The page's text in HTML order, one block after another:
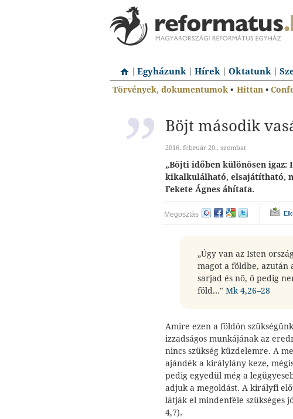
Egyházunk Hírek Oktatunk
Törvények, dokumentumok • Hittan •
Böjt második
2016. február 20., szombat
„Böjti időben különösen igaz:
kikalkulálható, elsajátítható,
Fekete Ágnes áhítata.
Megosztás
„Úgy van az Isten
magot a földbe, azután
sarjad és nő, ő pedig
föld..." Mk 4,26–28
Amire ezen a földön
izzadságos munkájának az
nincs szükség küzdelemre. A
ajándék a királylány keze,
pedig egyedül még a
adjuk a megoldást. A királyfi
látják el mindenféle szükséges
4,7).